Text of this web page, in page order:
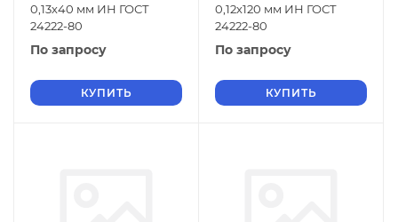
0,13х40 мм ИН ГОСТ
24222-80
По запросу
КУПИТЬ
0,12х120 мм ИН ГОСТ
24222-80
По запросу
КУПИТЬ